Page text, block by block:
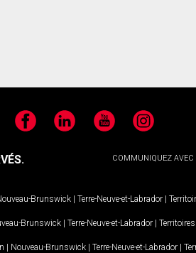
FacebookLinkedIn YouTubeInstagram
COMMUNIQUEZ AVEC
Brunswick | Terre-Neuve-et-Labrador |
Brunswick | Terre-Neuve-et-Labrador |
| Nouveau-Brunswick | Terre-Neuve-et-Labrador |